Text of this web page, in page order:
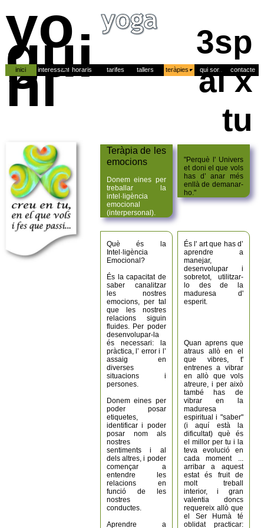
yo
gui
ni
inici interessant horaris tarifes tallers teràpies qui som contacte
3sp
ai x
tu
Teràpia de les
emocions
Donem eines per
treballar la
intel·ligència
emocional
(interpersonal).
"Perquè l' Univers
et doni el que vols
has d’ anar més
enllà de demanar-
ho."
Què és la
Intel·ligència
Emocional?
És la capacitat de
saber canalitzar
les nostres
emocions, per tal
que les nostres
relacions siguin
fluides. Per poder
desenvolupar-la
és necessari: la
pràctica, l’ error i l’
assaig en
diverses
situacions i
persones.
Donem eines per
poder posar
etiquetes,
identificar i poder
posar nom als
nostres
sentiments i al
dels altres, i poder
començar a
entendre les
relacions en
funció de les
nostres
conductes.
Aprendre a
És l' art que has d’
aprendre a
manejar,
desenvolupar i
sobretot, utilitzar-
lo des de la
maduresa d'
esperit.
Quan aprens que
atraus allò en el
que vibres, t'
entrenes a vibrar
en allò que vols
atreure, i per això
també has de
vibrar en la
maduresa
espiritual i "saber"
(i aquí està la
dificultat) què és
el millor per tu i la
teva evolució en
cada moment ...
arribar a aquest
estat és fruit de
molt treball
interior, i gran
valentia doncs
requereix allò que
el Ser Humà té
oblidat practicar: